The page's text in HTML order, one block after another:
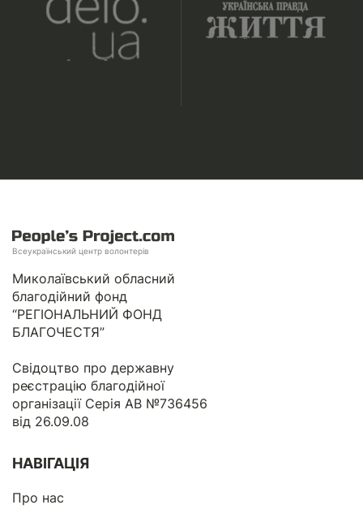
Всеукраїнський центр волонтерів
Миколаївський обласний
благодійний фонд
“РЕГІОНАЛЬНИЙ ФОНД
БЛАГОЧЕСТЯ”
Свідоцтво про державну
реєстрацію благодійної
організації Серія АВ №736456
від 26.09.08
НАВІГАЦІЯ
Про нас